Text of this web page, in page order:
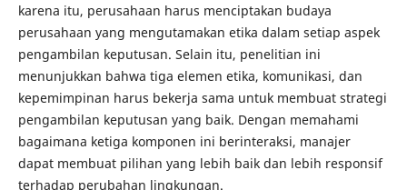
karena itu, perusahaan harus menciptakan budaya
perusahaan yang mengutamakan etika dalam setiap aspek
pengambilan keputusan. Selain itu, penelitian ini
menunjukkan bahwa tiga elemen etika, komunikasi, dan
kepemimpinan harus bekerja sama untuk membuat strategi
pengambilan keputusan yang baik. Dengan memahami
bagaimana ketiga komponen ini berinteraksi, manajer
dapat membuat pilihan yang lebih baik dan lebih responsif
terhadap perubahan lingkungan.